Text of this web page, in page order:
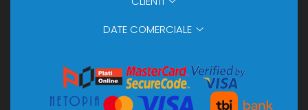
DATE COMERCIALE